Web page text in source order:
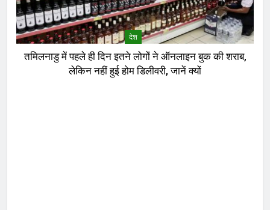
देश
तमिलनाडु में पहले ही दिन इतने लोगों ने ऑनलाइन बुक की शराब,
लेकिन नहीं हुई होम डिलीवरी, जानें क्यों